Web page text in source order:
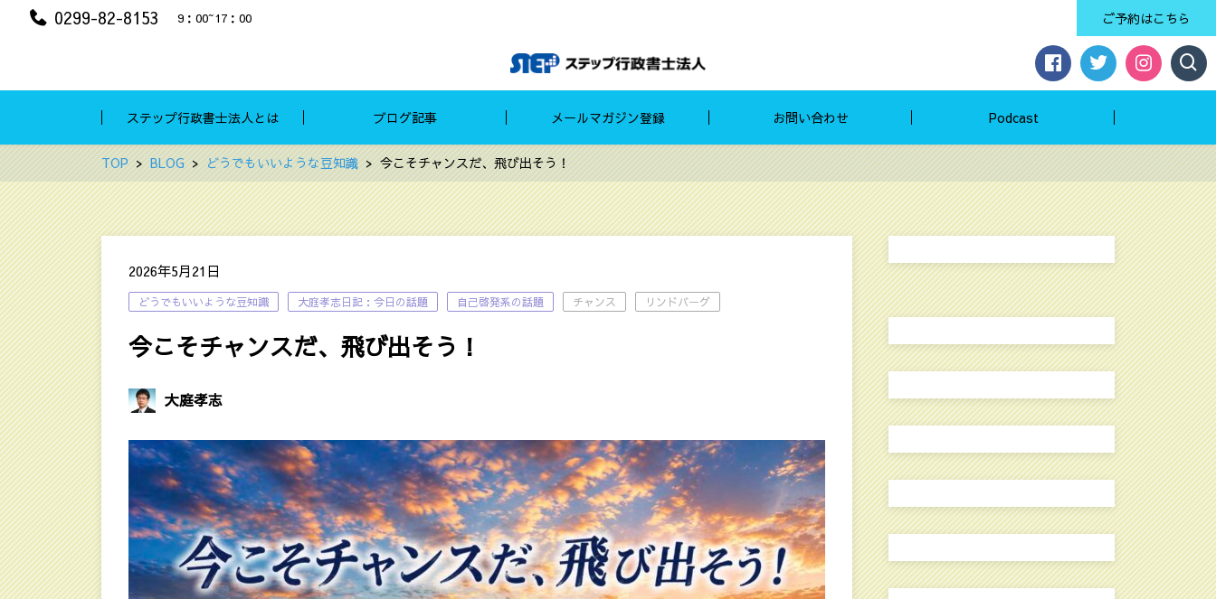
0299-82-8153 9：00~17：00 ご予約はこちら
ステップ行政書士法人とは ブログ記事 メールマガジン登録 お問い合わせ Podcast
TOP BLOG どうでもいいような豆知識 今こそチャンスだ、飛び出そう！
2026年5月21日
どうでもいいような豆知識 大庭孝志日記：今日の話題 自己啓発系の話題 チャンス リンドバーグ
今こそチャンスだ、飛び出そう！
大庭孝志